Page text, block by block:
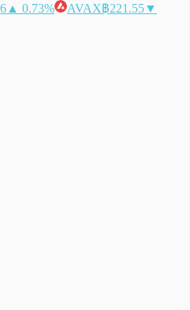
▲ 0.73% AVAX฿221.55▼